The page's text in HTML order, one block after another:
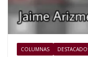
COLUMNAS